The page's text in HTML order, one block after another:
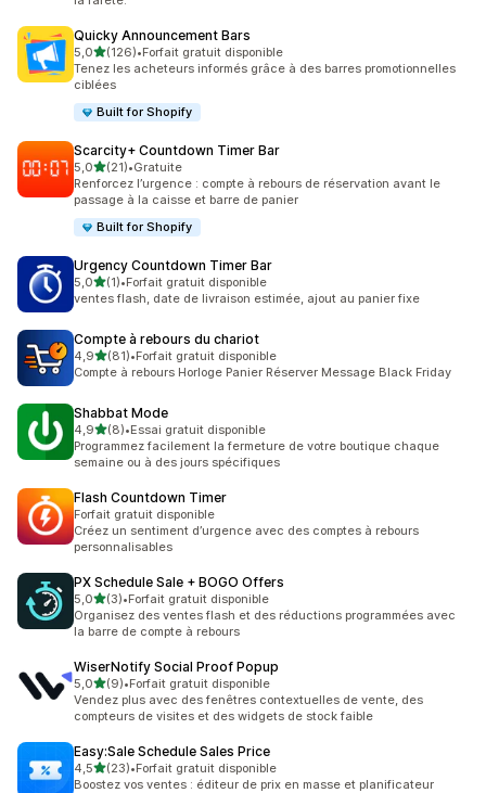
Quicky Announcement Bars
5,0étoile(s) sur 5
(126)
126 avis au total
•Forfait gratuit disponible
Tenez les acheteurs informés grâce à des barres promotionnelles
ciblées
Built for Shopify
Scarcity+ Countdown Timer Bar
5,0étoile(s) sur 5
(21)
21 avis au total
•Gratuite
Renforcez l’urgence : compte à rebours de réservation avant le
passage à la caisse et barre de panier
Built for Shopify
Urgency Countdown Timer Bar
5,0étoile(s) sur 5
(1)
1 avis au total
•Forfait gratuit disponible
ventes flash, date de livraison estimée, ajout au panier fixe
Compte à rebours du chariot
4,9étoile(s) sur 5
(81)
81 avis au total
•Forfait gratuit disponible
Compte à rebours Horloge Panier Réserver Message Black Friday
Shabbat Mode
4,9étoile(s) sur 5
(8)
8 avis au total
•Essai gratuit disponible
Programmez facilement la fermeture de votre boutique chaque
semaine ou à des jours spécifiques
Flash Countdown Timer
Forfait gratuit disponible
Créez un sentiment d’urgence avec des comptes à rebours
personnalisables
PX Schedule Sale + BOGO Offers
5,0étoile(s) sur 5
(3)
3 avis au total
•Forfait gratuit disponible
Organisez des ventes flash et des réductions programmées avec
la barre de compte à rebours
WiserNotify Social Proof Popup
5,0étoile(s) sur 5
(9)
9 avis au total
•Forfait gratuit disponible
Vendez plus avec des fenêtres contextuelles de vente, des
compteurs de visites et des widgets de stock faible
Easy:Sale Schedule Sales Price
4,5étoile(s) sur 5
(23)
23 avis au total
•Forfait gratuit disponible
Boostez vos ventes : éditeur de prix en masse et planificateur